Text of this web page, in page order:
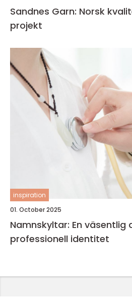
Sandnes Garn: Norsk
projekt
inspiration
01. October 2025
Namnskyltar: En väsentlig
professionell identitet